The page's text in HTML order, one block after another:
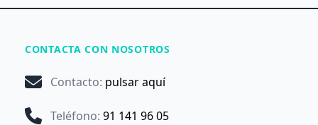
CONTACTA CON NOSOTROS
Contacto: pulsar aquí
Teléfono: 91 141 96 05